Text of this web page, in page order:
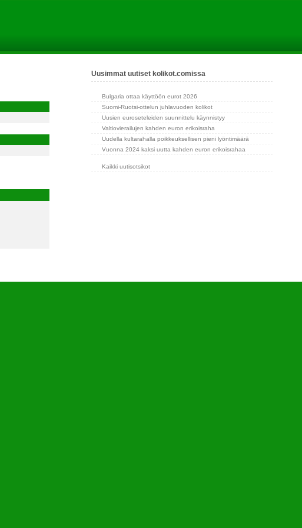
Uusimmat uutiset kolikot.comissa
Bulgaria ottaa käyttöön eurot 2026
Suomi-Ruotsi-ottelun juhlavuoden kolikot
Uusien euroseteleiden suunnittelu käynnistyy
Valtiovierailujen kahden euron erikoisraha
Uudella kultarahalla poikkeuksellisen pieni lyöntimäärä
Vuonna 2024 kaksi uutta kahden euron erikoisrahaa
Kaikki uutisotsikot